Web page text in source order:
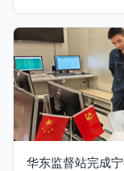
华东监督站完成